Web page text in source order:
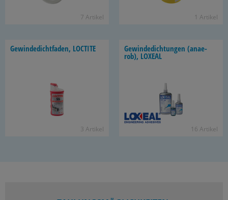
7 Ar­ti­kel 1 Ar­ti­kel
Ge­win­de­dicht­fa­den, LOC­TI­TE
3 Ar­ti­kel
Ge­win­de­dich­tun­gen (an­ae­
rob), LO­XE­AL
16 Ar­ti­kel